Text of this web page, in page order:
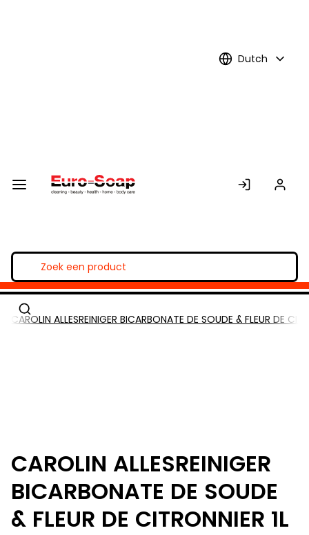
Dutch
CAROLIN ALLESREINIGER BICARBONATE DE SOUDE & FLEUR DE
CAROLIN ALLESREINIGER
BICARBONATE DE SOUDE
& FLEUR DE CITRONNIER 1L